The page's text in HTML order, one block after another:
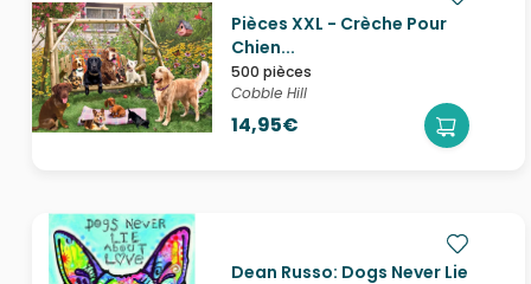
Pièces XXL - Crèche Pour
Chien...
500 pièces
Cobble Hill
14,95€
Dean Russo: Dogs Never Lie